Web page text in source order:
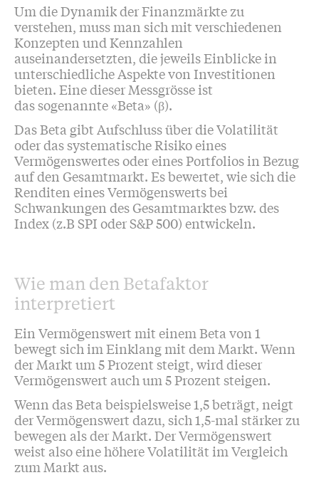
Um die Dynamik der Finanzmärkte zu
verstehen, muss man sich mit verschiedenen
Konzepten und Kennzahlen
auseinandersetzten, die jeweils Einblicke in
unterschiedliche Aspekte von Investitionen
bieten. Eine dieser Messgrösse ist
das sogenannte «Beta» (β).
Das Beta gibt Aufschluss über die Volatilität
oder das systematische Risiko eines
Vermögenswertes oder eines Portfolios in Bezug
auf den Gesamtmarkt. Es bewertet, wie sich die
Renditen eines Vermögenswerts bei
Schwankungen des Gesamtmarktes bzw. des
Index (z.B SPI oder S&P 500) entwickeln.
Wie man den Betafaktor
interpretiert
Ein Vermögenswert mit einem Beta von 1
bewegt sich im Einklang mit dem Markt. Wenn
der Markt um 5 Prozent steigt, wird dieser
Vermögenswert auch um 5 Prozent steigen.
Wenn das Beta beispielsweise 1,5 beträgt, neigt
der Vermögenswert dazu, sich 1,5-mal stärker zu
bewegen als der Markt. Der Vermögenswert
weist also eine höhere Volatilität im Vergleich
zum Markt aus.